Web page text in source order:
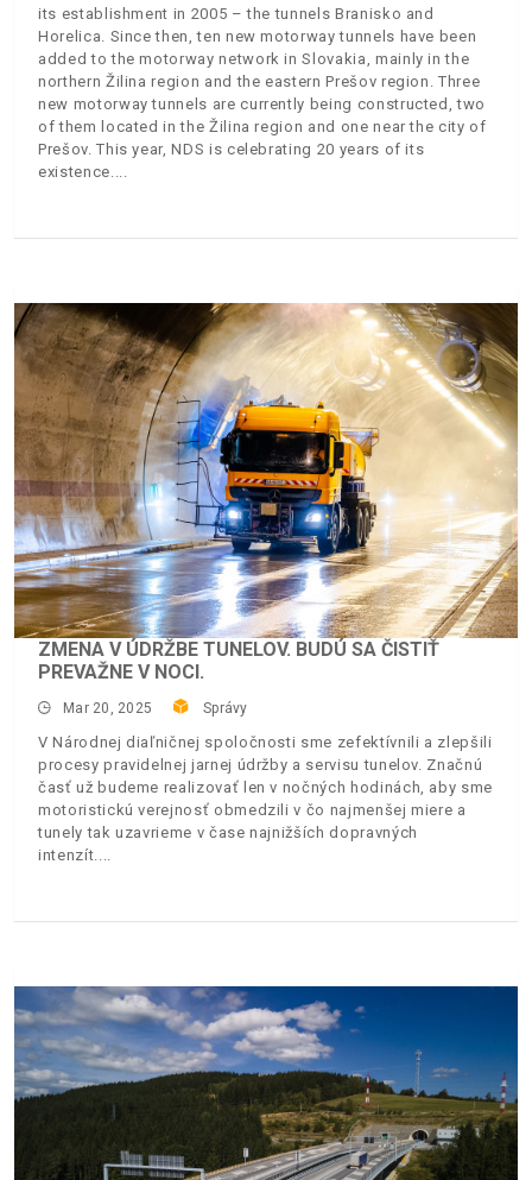
its establishment in 2005 – the tunnels Branisko and
Horelica. Since then, ten new motorway tunnels have been
added to the motorway network in Slovakia, mainly in the
northern Žilina region and the eastern Prešov region. Three
new motorway tunnels are currently being constructed, two
of them located in the Žilina region and one near the city of
Prešov. This year, NDS is celebrating 20 years of its
existence.
ZMENA V ÚDRŽBE TUNELOV. BUDÚ SA ČISTIŤ
PREVAŽNE V NOCI.
Mar 20, 2025 Správy
V Národnej diaľničnej spoločnosti sme zefektívnili a zlepšili
procesy pravidelnej jarnej údržby a servisu tunelov. Značnú
časť už budeme realizovať len v nočných hodinách, aby sme
motoristickú verejnosť obmedzili v čo najmenšej miere a
tunely tak uzavrieme v čase najnižších dopravných
intenzít.